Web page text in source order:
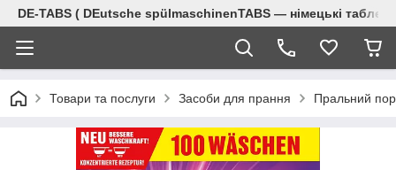
DE-TABS ( DEutsche spülmaschinenTABS ― німецькі
Товари та послуги Засоби для прання Пральний